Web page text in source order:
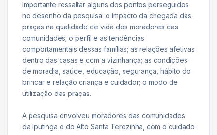
Importante ressaltar alguns dos pontos perseguidos
no desenho da pesquisa: o impacto da chegada das
praças na qualidade de vida dos moradores das
comunidades; o perfil e as tendências
comportamentais dessas famílias; as relações afetivas
dentro das casas e com a vizinhança; as condições
de moradia, saúde, educação, segurança, hábito do
brincar e relação criança e cuidador; o modo de
utilização das praças.
A pesquisa envolveu moradores das comunidades
da Iputinga e do Alto Santa Terezinha, com o cuidado